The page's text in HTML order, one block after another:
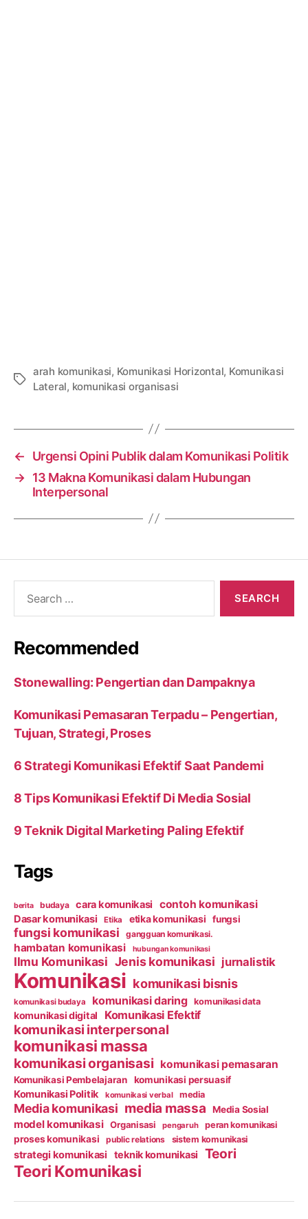
Tags
arah komunikasi, Komunikasi Horizontal, Komunikasi
Lateral, komunikasi organisasi
←
Urgensi Opini Publik dalam Komunikasi Politik
→ 13 Makna Komunikasi dalam Hubungan
Interpersonal
Recommended
Stonewalling: Pengertian dan Dampaknya
Komunikasi Pemasaran Terpadu – Pengertian,
Tujuan, Strategi, Proses
6 Strategi Komunikasi Efektif Saat Pandemi
8 Tips Komunikasi Efektif Di Media Sosial
9 Teknik Digital Marketing Paling Efektif
Tags
berita budaya cara komunikasi contoh komunikasi
Dasar komunikasi Etika etika komunikasi fungsi
fungsi komunikasi gangguan komunikasi.
hambatan komunikasi hubungan komunikasi
Ilmu Komunikasi Jenis komunikasi jurnalistik
Komunikasi komunikasi bisnis
komunikasi budaya komunikasi daring komunikasi data
komunikasi digital Komunikasi Efektif
komunikasi interpersonal
komunikasi massa
komunikasi organisasi komunikasi pemasaran
Komunikasi Pembelajaran komunikasi persuasif
Komunikasi Politik komunikasi verbal media
Media komunikasi media massa Media Sosial
model komunikasi Organisasi pengaruh peran komunikasi
proses komunikasi public relations sistem komunikasi
strategi komunikasi teknik komunikasi Teori
Teori Komunikasi